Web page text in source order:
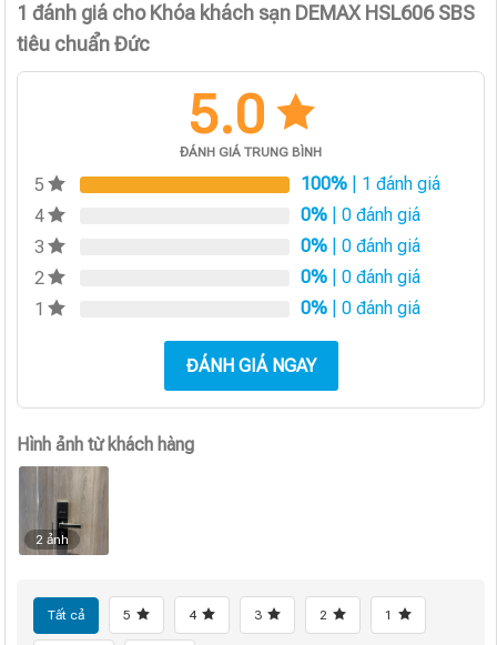
1 đánh giá choKhóa khách sạn DEMAX HSL606 SBS
tiêu chuẩn Đức
5.0
ĐÁNH GIÁ TRUNG BÌNH
5 100% | 1 đánh giá
4
0% | 0 đánh giá
3
0% | 0 đánh giá
2
0% | 0 đánh giá
1
0% | 0 đánh giá
ĐÁNH GIÁ NGAY
Hình ảnh từ khách hàng
2 ảnh
Tất cả 5 4 3 2 1